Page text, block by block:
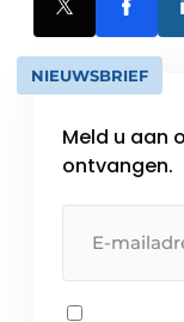
NIEUWSBRIEF
Meld u aan
ontvangen.